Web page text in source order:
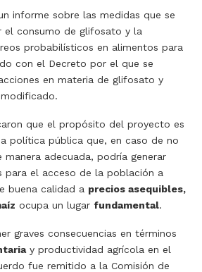
informe sobre las medidas que se
el consumo de glifosato y la
probabilísticos en alimentos para
con el Decreto por el que se
en materia de glifosato y
que el propósito del proyecto es
política pública que, en caso de no
adecuada, podría generar
para el acceso de la población a
buena calidad a precios asequibles,
ocupa un lugar fundamental.
graves consecuencias en términos
y productividad agrícola en el
fue remitido a la Comisión de